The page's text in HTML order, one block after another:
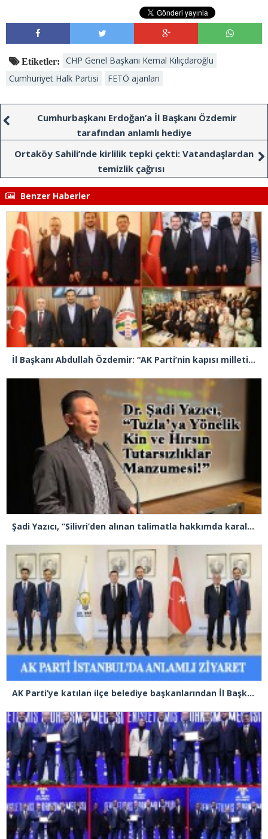
Etiketler:
CHP Genel Başkanı Kemal Kılıçdaroğlu
Cumhuriyet Halk Partisi
FETÖ ajanları
Cumhurbaşkanı Erdoğan’a İl Başkanı Özdemir
tarafından anlamlı hediye
Ortaköy Sahili’nde kirlilik tepki çekti: Vatandaşlardan
temizlik çağrısı
Benzer Haberler
İl Başkanı Abdullah Özdemir: “AK Parti’nin kapısı milletine hizmet etmek isteyen herkese açıktır”
Şadi Yazıcı, “Silivri’den alınan talimatla hakkımda karalama kampanyası yürütülüyor”
AK Parti’ye katılan ilçe belediye başkanlarından İl Başkanı Özdemir’e ziyaret